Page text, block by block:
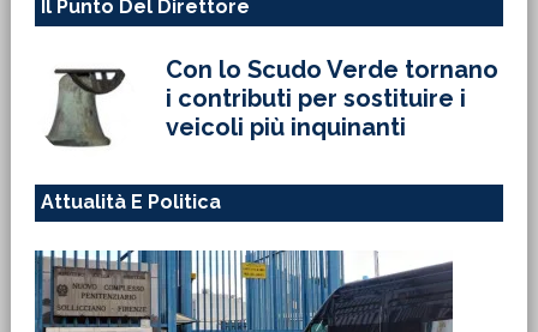
Il Punto Del Direttore
Con lo Scudo Verde tornano
i contributi per sostituire i
veicoli più inquinanti
Attualità E Politica